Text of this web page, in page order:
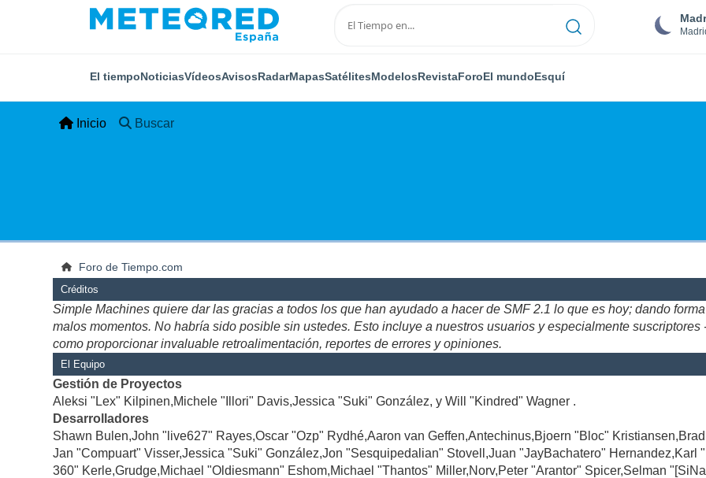
El tiempoNoticiasVídeosAvisosRadarMapasSatélitesModelosRevistaForoEl mundoEsquí
Inicio Buscar
Foro de Tiempo.com
Créditos
Simple Machines quiere dar las gracias a todos los que han ayudado a hacer de SMF 2.1 lo que es hoy; dando
malos momentos. No habría sido posible sin ustedes. Esto incluye a nuestros usuarios y especialmente
como proporcionar invaluable retroalimentación, reportes de errores y opiniones.
El Equipo
Gestión de Proyectos
Aleksi "Lex" Kilpinen,Michele "Illori" Davis,Jessica "Suki" González, y Will "Kindred" Wagner .
Desarrolladores
Shawn Bulen,John "live627" Rayes,Oscar "Ozp" Rydhé,Aaron van Geffen,Antechinus,Bjoern "Bloc"
Jan "Compuart" Visser,Jessica "Suki" González,Jon "Sesquipedalian" Stovell,Juan "JayBachatero"
360" Kerle,Grudge,Michael "Oldiesmann" Eshom,Michael "Thantos" Miller,Norv,Peter "Arantor" Spicer,Selman